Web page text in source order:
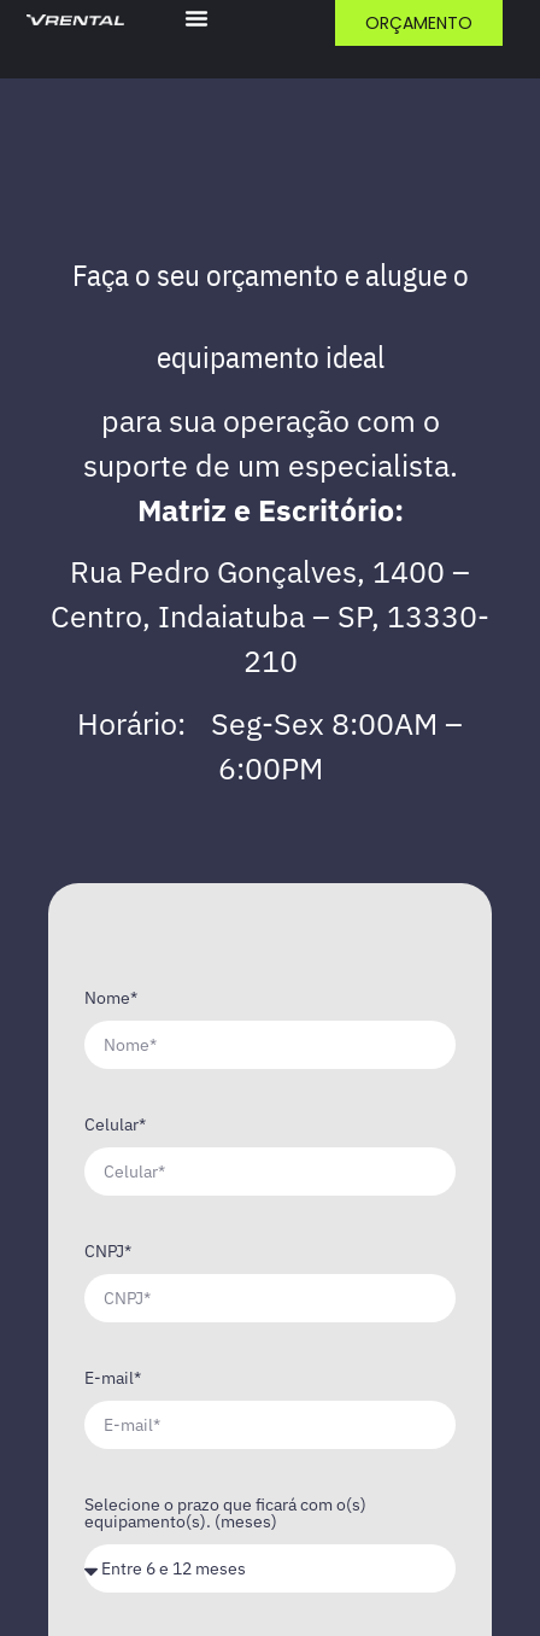
ORÇAMENTO
Faça o seu orçamento e alugue o
equipamento ideal
para sua operação com o
suporte de um especialista.
Matriz e Escritório:
Rua Pedro Gonçalves, 1400 –
Centro, Indaiatuba – SP, 13330-
210
Horário: Seg-Sex 8:00AM –
6:00PM
Nome*
Celular*
CNPJ*
E-mail*
Selecione o prazo que ficará com o(s)
equipamento(s). (meses)